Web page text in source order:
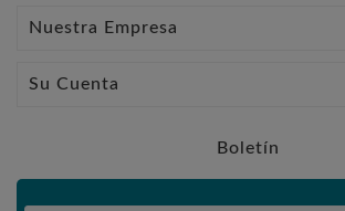
Nuestra Empresa
Su Cuenta
Boletín